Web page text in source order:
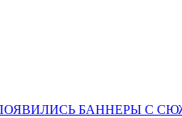
БАННЕРЫ С